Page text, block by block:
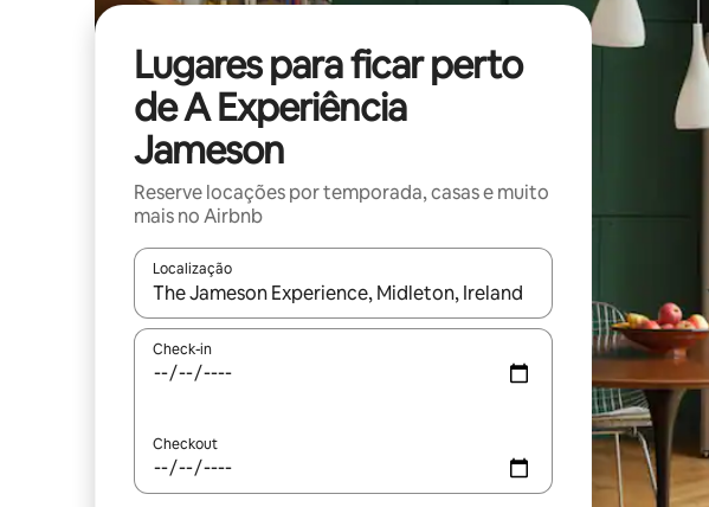
Lugares para ficar perto
de A Experiência
Jameson
Reserve locações por temporada, casas e muito
mais no Airbnb
Localização
Quando os resultados estiverem disponíveis, explore-os usando as
Check-in
Checkout